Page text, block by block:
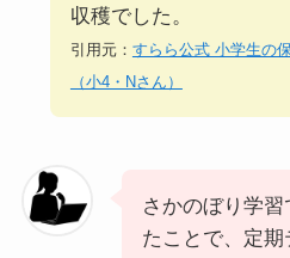
収穫でした。
引用元： すらら公式 小学生の
（小4・Nさん）
さかのぼり学
たことで、定期